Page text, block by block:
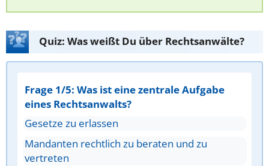
Quiz: Was weißt Du über Rechtsanwälte?
Frage 1/5: Was ist eine zentrale Aufgabe
eines Rechtsanwalts?
Gesetze zu erlassen
Mandanten rechtlich zu beraten und zu
vertreten